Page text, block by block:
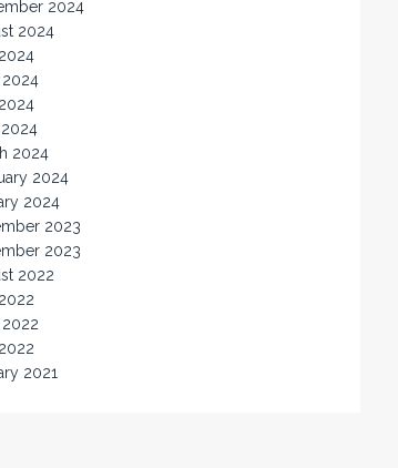
2024
2024
2024
2024
2024
2024
2023
2023
2022
2021